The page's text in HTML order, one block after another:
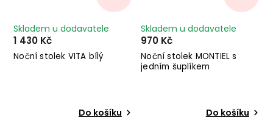
Noční stolek VITA bílý
Skladem u dodavatele
1 430 Kč
Do košíku
Noční stolek MONTIEL s
jedním šuplíkem
Skladem u dodavatele
970 Kč
Do košíku